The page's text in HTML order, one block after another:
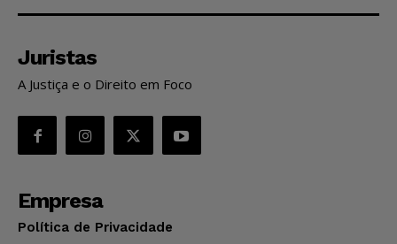
Juristas
A Justiça e o Direito em Foco
Empresa
Política de Privacidade